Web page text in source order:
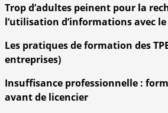
Trop d’adultes peinent pour la
l’utilisation d’informations avec
Les pratiques de formation des
entreprises)
Insuffisance professionnelle :
avant de licencier